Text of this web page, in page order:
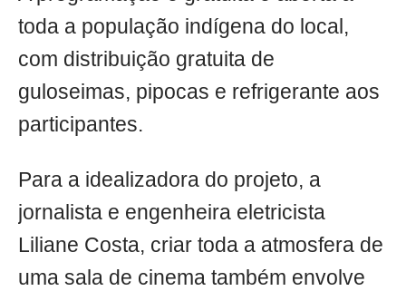
toda a população indígena do local,
com distribuição gratuita de
guloseimas, pipocas e refrigerante aos
participantes.
Para a idealizadora do projeto, a
jornalista e engenheira eletricista
Liliane Costa, criar toda a atmosfera de
uma sala de cinema também envolve